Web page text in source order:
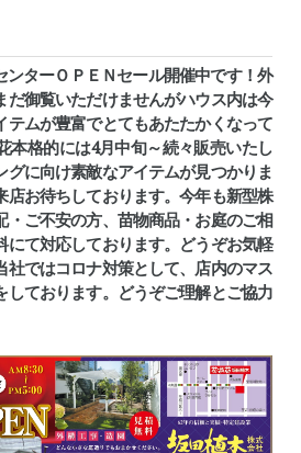
ターＯＰＥＮセール開催中です！外
だ御覧いただけませんがハウス内は今
テムが豊富でとてもあたたかくなって
格的には4月中旬～続々販売いたし
グに向け素敵なアイテムが見つかりま
店お待ちしております。今年も新型株
・ご不安の方、苗物商品・お庭のご相
にて対応しております。どうぞお気軽
社ではコロナ対策として、店内のマス
しております。どうぞご理解とご協力